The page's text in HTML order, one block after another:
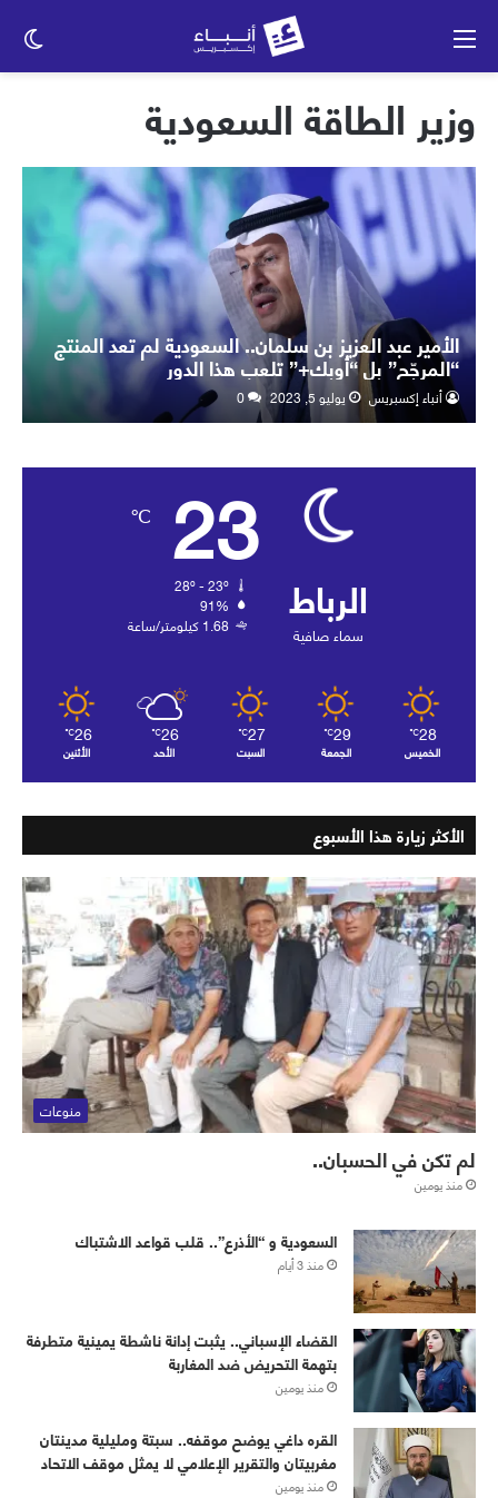
وزير الطاقة السعودية
الأمير عبد العزيز بن سلمان.. السعودية لم تعد المنتج
“المرجّح” بل “أوبك+” تلعب هذا الدور
أنباء إكسبريس يوليو 5, 2023 0
الرباط
سماء صافية
23
℃
91%
1.68 كيلومتر/ساعة
28
℃
الخميس
29
℃
الجمعة
27
℃
السبت
26
℃
الأحد
26
℃
الأثنين
الأكثر زيارة هذا الأسبوع
منوعات
لم تكن في الحسبان..
منذ يومين
‏⁧‫السعودية‬⁩ و “الأذرع”.. قلب قواعد الاشتباك
منذ 3 أيام
القضاء الإسباني.. يثبت إدانة ناشطة يمينية متطرفة
بتهمة التحريض ضد المغاربة
منذ يومين
القره داغي يوضح موقفه.. سبتة ومليلية مدينتان
مغربيتان والتقرير الإعلامي لا يمثل موقف الاتحاد
منذ يومين